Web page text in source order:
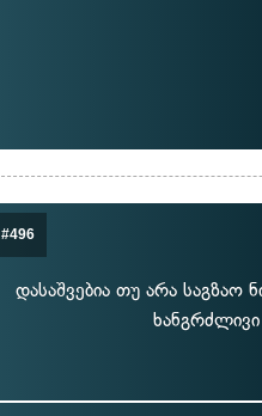
#496
დასაშვებია თუ არა საგზაო